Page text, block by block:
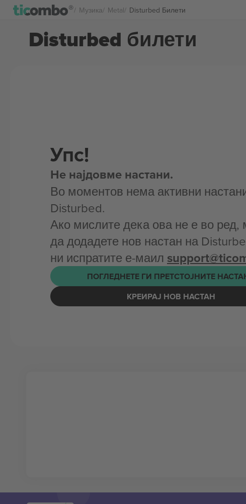
Музика Metal Disturbed Билети
Disturbed билети
Упс!
Не најдовме настани.
Во моментов нема активни
Disturbed.
Ако мислите дека ова не е во ред,
да додадете нов настан на
ни испратите е-маил
ПОГЛЕДНЕТЕ ГИ ПРЕТСТОЈНИТЕ
КРЕИРАЈ НОВ НАСТАН